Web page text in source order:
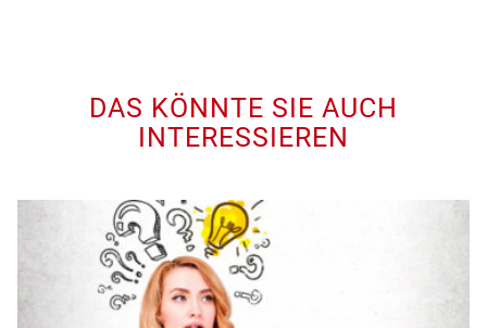
DAS KÖNNTE SIE AUCH
INTERESSIEREN